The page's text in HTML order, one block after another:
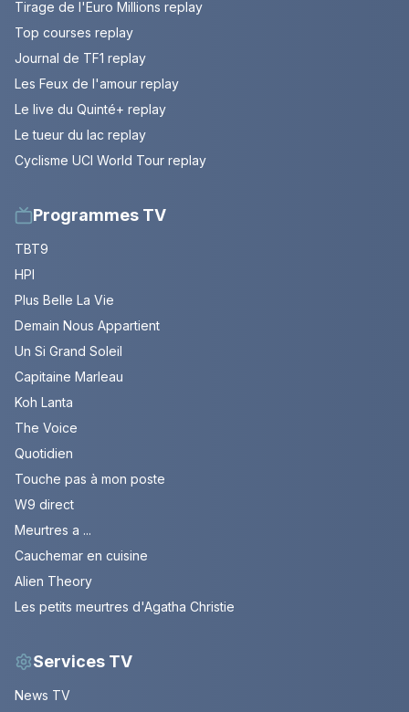
Tirage de l'Euro Millions replay
Top courses replay
Journal de TF1 replay
Les Feux de l'amour replay
Le live du Quinté+ replay
Le tueur du lac replay
Cyclisme UCI World Tour replay
Programmes TV
TBT9
HPI
Plus Belle La Vie
Demain Nous Appartient
Un Si Grand Soleil
Capitaine Marleau
Koh Lanta
The Voice
Quotidien
Touche pas à mon poste
W9 direct
Meurtres a ...
Cauchemar en cuisine
Alien Theory
Les petits meurtres d'Agatha Christie
Services TV
News TV